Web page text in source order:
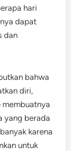
hari
dapat
dan
bahwa
diri,
membuatnya
yang berada
karena
untuk